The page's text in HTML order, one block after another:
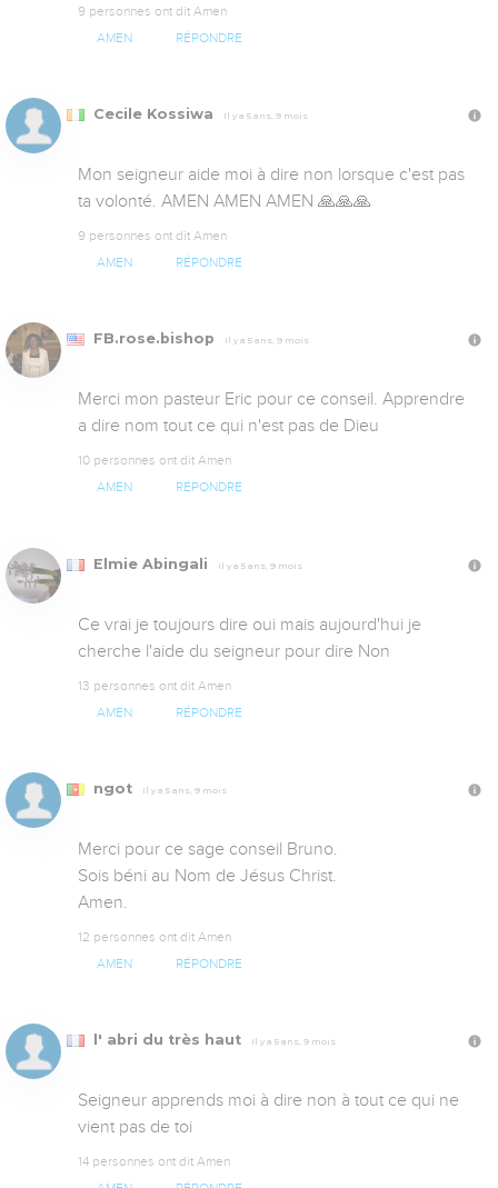
9 personnes ont dit Amen
AMEN RÉPONDRE
Cecile Kossiwa Il y a 5 ans, 9 mois
Mon seigneur aide moi à dire non lorsque c'est pas
ta volonté. AMEN AMEN AMEN 🙏🙏🙏
9 personnes ont dit Amen
AMEN RÉPONDRE
FB.rose.bishop Il y a 5 ans, 9 mois
Merci mon pasteur Eric pour ce conseil. Apprendre
a dire nom tout ce qui n'est pas de Dieu
10 personnes ont dit Amen
AMEN RÉPONDRE
Elmie Abingali Il y a 5 ans, 9 mois
Ce vrai je toujours dire oui mais aujourd'hui je
cherche l'aide du seigneur pour dire Non
13 personnes ont dit Amen
AMEN RÉPONDRE
ngot Il y a 5 ans, 9 mois
Merci pour ce sage conseil Bruno.
Sois béni au Nom de Jésus Christ.
Amen.
12 personnes ont dit Amen
AMEN RÉPONDRE
l' abri du très haut Il y a 5 ans, 9 mois
Seigneur apprends moi à dire non à tout ce qui ne
vient pas de toi
14 personnes ont dit Amen